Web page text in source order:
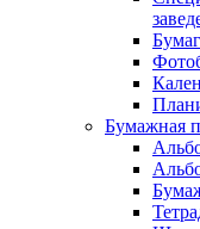
Бумажная